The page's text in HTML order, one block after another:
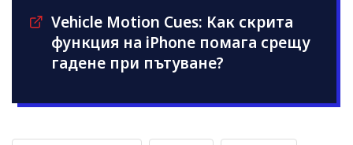
Vehicle Motion Cues: Как скрита
функция на iPhone помага срещу
гадене при пътуване?